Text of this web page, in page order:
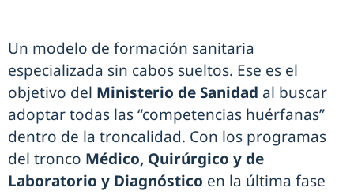
Un modelo de formación sanitaria
especializada sin cabos sueltos. Ese es el
objetivo del Ministerio de Sanidad al buscar
adoptar todas las “competencias huérfanas”
dentro de la troncalidad. Con los programas
del tronco Médico, Quirúrgico y de
Laboratorio y Diagnóstico en la última fase